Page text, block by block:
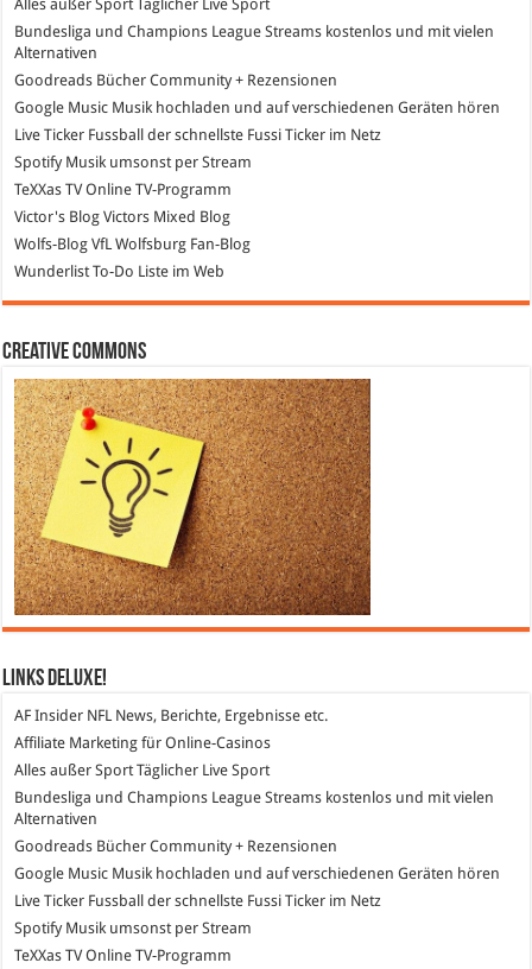
Alles außer Sport Täglicher Live Sport
Bundesliga und Champions League Streams kostenlos und mit vielen
Alternativen
Goodreads Bücher Community + Rezensionen
Google Music Musik hochladen und auf verschiedenen Geräten hören
Live Ticker Fussball der schnellste Fussi Ticker im Netz
SpotifyMusik umsonst per Stream
TeXXas TVOnline TV-Programm
Victor's Blog Victors Mixed Blog
Wolfs-Blog VfL Wolfsburg Fan-Blog
Wunderlist To-Do Liste im Web
Creative Commons
Links DeLuXe!
AF Insider NFL News, Berichte, Ergebnisse etc.
Affiliate Marketing für Online-Casinos
Alles außer SportTäglicher Live Sport
Bundesliga und Champions League Streams kostenlos und mit vielen
Alternativen
Goodreads Bücher Community + Rezensionen
Google Music Musik hochladen und auf verschiedenen Geräten hören
Live Ticker Fussball
der schnellste Fussi Ticker im Netz
SpotifyMusik umsonst per Stream
TeXXas TVOnline TV-Programm